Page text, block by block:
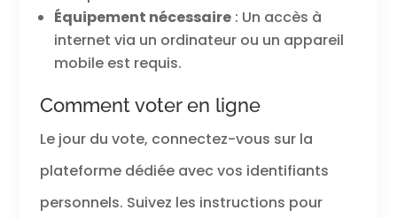
Équipement nécessaire: Un accès à
internet via un ordinateur ou un appareil
mobile est requis.
Comment voter en ligne
Le jour du vote, connectez-vous sur la
plateforme dédiée avec vos identifiants
personnels. Suivez les instructions pour